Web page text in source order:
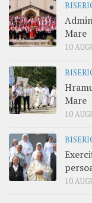
Mare
10
Mare
10
10